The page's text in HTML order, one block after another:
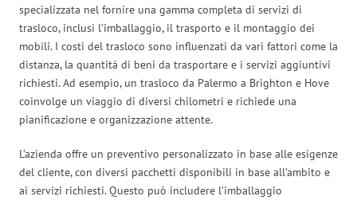
specializzata nel fornire una gamma completa di servizi di
trasloco, inclusi l’imballaggio, il trasporto e il montaggio dei
mobili. I costi del trasloco sono influenzati da vari fattori come la
distanza, la quantità di beni da trasportare e i servizi aggiuntivi
richiesti. Ad esempio, un trasloco da Palermo a Brighton e Hove
coinvolge un viaggio di diversi chilometri e richiede una
pianificazione e organizzazione attente.
L’azienda offre un preventivo personalizzato in base alle esigenze
del cliente, con diversi pacchetti disponibili in base all’ambito e
ai servizi richiesti. Questo può includere l’imballaggio